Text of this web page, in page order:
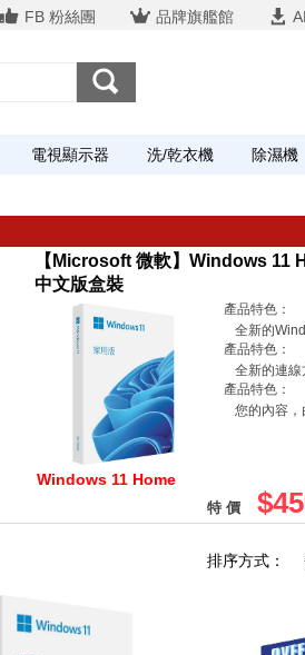
FB 粉絲團 品牌旗艦館
電視顯示器 洗/乾衣機 除濕機
Windows 11 Home
【Microsoft 微軟】Windows 11
中文版盒裝
產品特色：
全新的
產品特色：
全新的連線
產品特色：
您的內容，
特 價
排序方式：